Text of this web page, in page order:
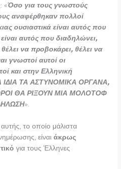
«Όσο για τους γνωστούς
αναφέρθηκαν πολλοί
ουσιαστικά είναι αυτός που
αυτός που διαδηλώνει,
να προβοκάρει, θέλει να
γνωστοί αυτοί οι
και στην Ελληνική
ΙΔΙΑ ΤΑ ΑΣΤΥΝΟΜΙΚΑ ΟΡΓΑΝΑ,
ΘΑ ΡΙΞΟΥΝ ΜΙΑ ΜΟΛΟΤΟΦ
».
το οποίο μάλιστα
είναιάκρως
για τους Έλληνες